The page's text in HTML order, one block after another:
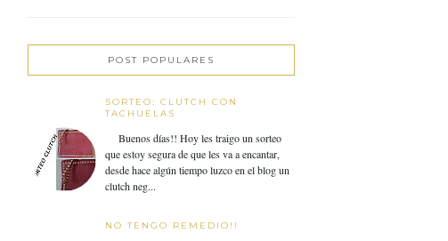
POST POPULARES
SORTEO: CLUTCH CON
TACHUELAS
Buenos días!! Hoy les traigo un sorteo
que estoy segura de que les va a encantar,
desde hace algún tiempo luzco en el blog un
clutch neg...
NO TENGO REMEDIO!!